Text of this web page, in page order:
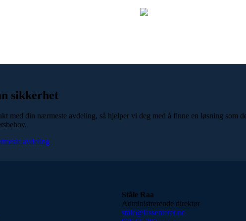
sikkerhet
med din nærmeste avdeling, så hjelper vi deg med å finne en løsning som
avdeling
Ståle Raa
Administrerende direktør
stale@lassenteret.no